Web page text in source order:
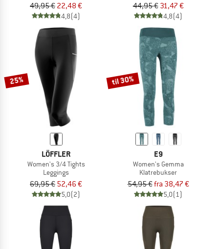
49,95 € 22,48 €
4,8(4)
44,95 € 31,47 €
4,8(4)
25%
LÖFFLER
Women's 3/4 Tights
Leggings
69,95 € 52,46 €
5,0(2)
til 30%
E9
Women's Gemma
Klatrebukser
54,95 €fra 38,47 €
5,0(1)